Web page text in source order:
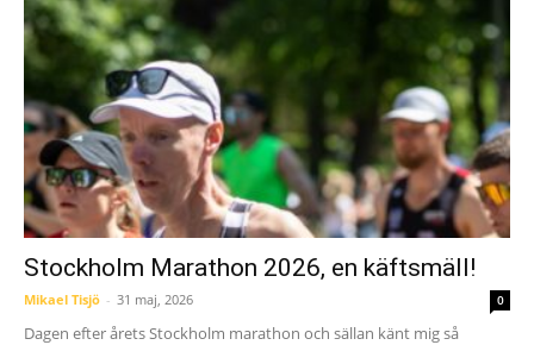
Stockholm Marathon 2026, en käftsmäll!
Mikael Tisjö - 31 maj, 2026 0
Dagen efter årets Stockholm marathon och sällan känt mig så